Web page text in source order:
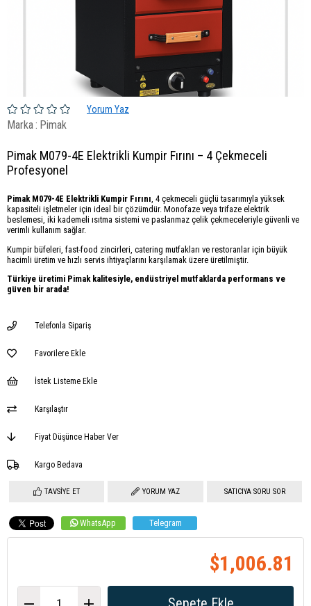
Yorum Yaz
Marka: Pimak
Pimak M079-4E Elektrikli Kumpir Fırını – 4 Çekmeceli
Profesyonel
Pimak M079-4E Elektrikli Kumpir Fırını , 4 çekmeceli güçlü tasarımıyla yüksek
kapasiteli işletmeler için ideal bir çözümdür. Monofaze veya trifaze elektrik
beslemesi, iki kademeli ısıtma sistemi ve paslanmaz çelik çekmeceleriyle güvenli ve
verimli kullanım sağlar.
Kumpir büfeleri, fast-food zincirleri, catering mutfakları ve restoranlar için büyük
hacimli üretim ve hızlı servis ihtiyaçlarını karşılamak üzere üretilmiştir.
Türkiye üretimi Pimak kalitesiyle, endüstriyel mutfaklarda performans ve
güven bir arada!
Telefonla Sipariş
Favorilere Ekle
İstek Listeme Ekle
Karşılaştır
Fiyat Düşünce Haber Ver
Kargo Bedava
TAVSIYE ET YORUM YAZ SATICIYA SORU SOR
WhatsApp Telegram
$1,006.81